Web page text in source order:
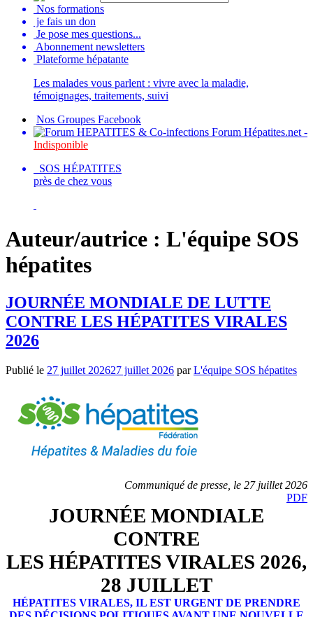
Nos formations
je fais un don
Je pose mes questions...
Abonnement newsletters
Plateforme hépatante
Les malades vous parlent : vivre avec la maladie,
témoignages, traitements, suivi
Nos Groupes Facebook
Forum Hépatites.net -
Indisponible
SOS HÉPATITES
près de chez vous
Auteur/autrice : L'équipe SOS
hépatites
JOURNÉE MONDIALE DE LUTTE
CONTRE LES HÉPATITES VIRALES
2026
Publié le 27 juillet 202627 juillet 2026 parL'équipe SOS hépatites
Communiqué de presse, le 27 juillet 2026
PDF
JOURNÉE MONDIALE
CONTRE
LES HÉPATITES VIRALES 2026,
28 JUILLET
HÉPATITES VIRALES, IL EST URGENT DE PRENDRE